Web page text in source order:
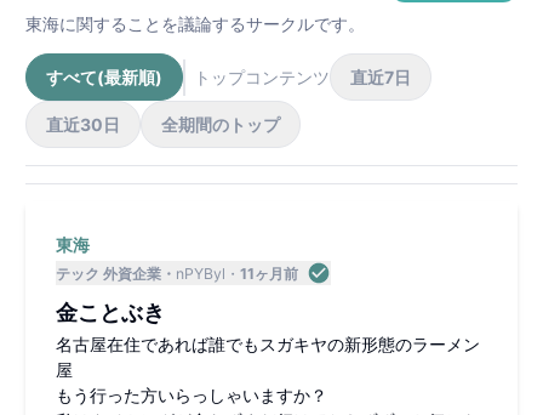
東海に関することを議論するサークルです。
すべて(最新順) トップコンテンツ 直近7日
直近30日 全期間のトップ
東海
テック 外資企業 nPYByl 11ヶ月前
金ことぶき
名古屋在住であれば誰でもスガキヤの新形態のラーメン
屋
もう行った方いらっしゃいますか？